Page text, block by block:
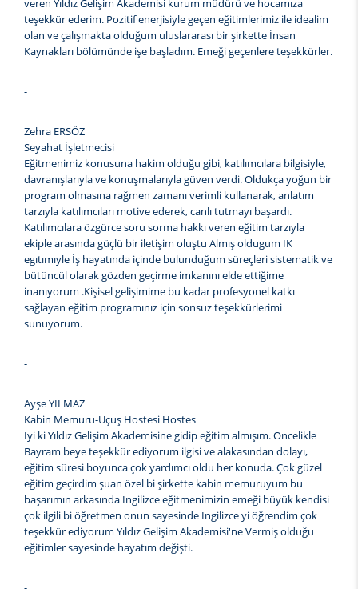
veren Yıldız Gelişim Akademisi kurum müdürü ve hocamıza
teşekkür ederim. Pozitif enerjisiyle geçen eğitimlerimiz ile idealim
olan ve çalışmakta olduğum uluslararası bir şirkette İnsan
Kaynakları bölümünde işe başladım. Emeği geçenlere teşekkürler.
-
Zehra ERSÖZ
Seyahat İşletmecisi
Eğitmenimiz konusuna hakim olduğu gibi, katılımcılara bilgisiyle,
davranışlarıyla ve konuşmalarıyla güven verdi. Oldukça yoğun bir
program olmasına rağmen zamanı verimli kullanarak, anlatım
tarzıyla katılımcıları motive ederek, canlı tutmayı başardı.
Katılımcılara özgürce soru sorma hakkı veren eğitim tarzıyla
ekiple arasında güçlü bir iletişim oluştu Almış oldugum IK
egıtımıyle İş hayatında içinde bulunduğum süreçleri sistematik ve
bütüncül olarak gözden geçirme imkanını elde ettiğime
inanıyorum .Kişisel gelişimime bu kadar profesyonel katkı
sağlayan eğitim programınız için sonsuz teşekkürlerimi
sunuyorum.
-
Ayşe YILMAZ
Kabin Memuru-Uçuş Hostesi Hostes
İyi ki Yıldız Gelişim Akademisine gidip eğitim almışım. Öncelikle
Bayram beye teşekkür ediyorum ilgisi ve alakasından dolayı,
eğitim süresi boyunca çok yardımcı oldu her konuda. Çok güzel
eğitim geçirdim şuan özel bi şirkette kabin memuruyum bu
başarımın arkasında İngilizce eğitmenimizin emeği büyük kendisi
çok ilgili bi öğretmen onun sayesinde İngilizce yi öğrendim çok
teşekkür ediyorum Yıldız Gelişim Akademisi'ne Vermiş olduğu
eğitimler sayesinde hayatım değişti.